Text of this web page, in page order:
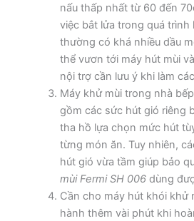
nấu thấp nhất từ 60 đến
việc bắt lửa trong quá trình
thường có khá nhiều dầu
thể vươn tới máy hút mùi
nội trợ cần lưu ý khi làm
Máy khử mùi trong nhà
gồm các sức hút gió riêng
tha hồ lựa chọn mức hút
từng món ăn. Tuy nhiên,
hút gió vừa tầm giúp bảo
mùi Fermi SH 006dùng
Cần cho máy hút khói khử
hành thêm vài phút khi